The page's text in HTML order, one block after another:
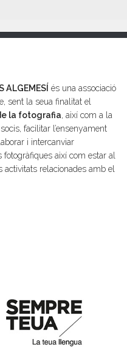
ALGEMESÍ és una associació
sent la seua finalitat el
la fotografia, així com a la
facilitar l’ensenyament
i intercanviar
fotogràfiques així com estar al
activitats relacionades amb el